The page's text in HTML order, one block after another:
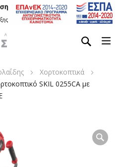
Χορτοκοπτικά
SKIL 0255CA με